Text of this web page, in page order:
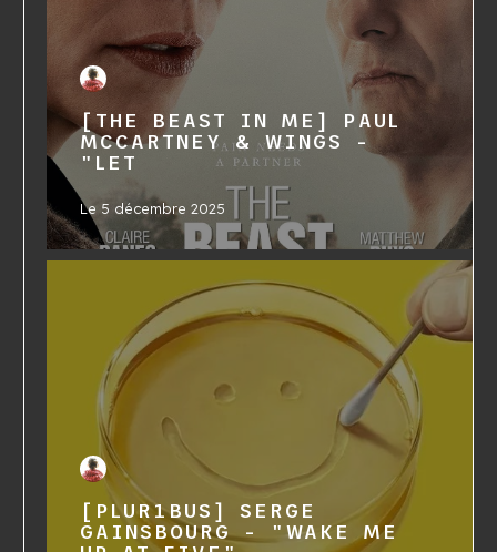
[THE BEAST IN ME] PAUL
MCCARTNEY & WINGS -
"LET
Le 5 décembre 2025
[PLUR1BUS] SERGE
GAINSBOURG - "WAKE ME